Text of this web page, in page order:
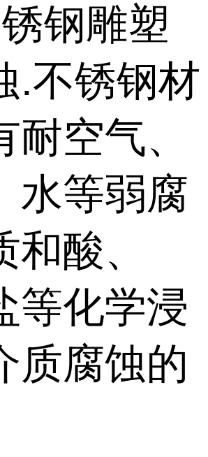
钢雕塑
.不锈钢材
耐空气、
水等弱腐
酸、
等化学浸
质腐蚀的